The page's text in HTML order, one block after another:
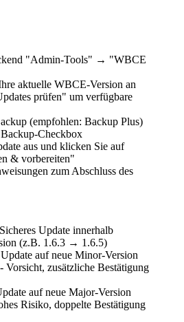
"Admin-Tools" → "WBCE
aktuelle WBCE-Version an
prüfen" um verfügbare
(empfohlen: Backup Plus)
Checkbox
aus und klicken Sie auf
& vorbereiten"
zum Abschluss des
Update innerhalb
(z.B. 1.6.3 → 1.6.5)
auf neue Minor-Version
zusätzliche Bestätigung
auf neue Major-Version
Risiko, doppelte Bestätigung